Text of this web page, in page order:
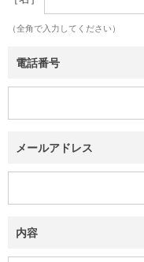
（全角で入力してください）
電話番号
メールアドレス
内容